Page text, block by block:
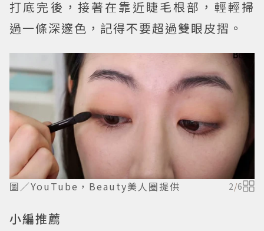
打底完後，接著在靠近睫毛根部，輕輕掃
過一條深邃色，記得不要超過雙眼皮摺。
圖／YouTube，Beauty美人圈提供 2/6
小編推薦